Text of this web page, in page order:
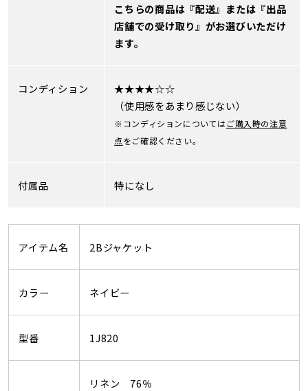
こちらの商品は『配送』または『出品
店舗での受け取り』がお選びいただけ
ます。
コンディション
★★★★☆☆
（使用感をあまり感じない）
※コンディションについてはご購入時の注意
点をご確認ください。
付属品 特になし
アイテム名 2Bジャケット
カラー ネイビー
型番 1J820
リネン 76％